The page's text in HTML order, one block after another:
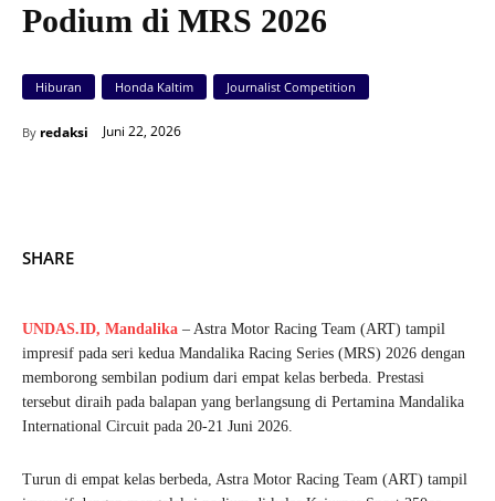
Podium di MRS 2026
Hiburan Honda Kaltim Journalist Competition
By redaksi Juni 22, 2026
SHARE
UNDAS.ID, Mandalika – Astra Motor Racing Team (ART) tampil
impresif pada seri kedua Mandalika Racing Series (MRS) 2026 dengan
memborong sembilan podium dari empat kelas berbeda. Prestasi
tersebut diraih pada balapan yang berlangsung di Pertamina Mandalika
International Circuit pada 20-21 Juni 2026.
Turun di empat kelas berbeda, Astra Motor Racing Team (ART) tampil